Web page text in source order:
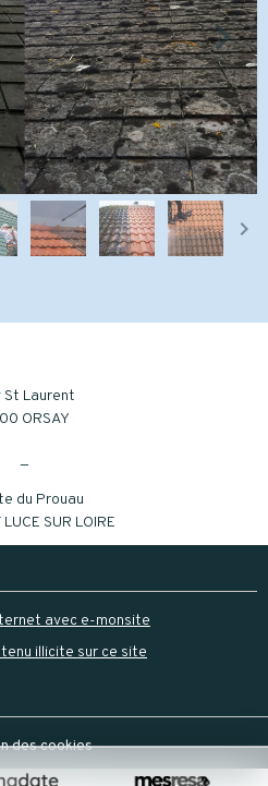
St Laurent
ORSAY
du Prouau
SUR LOIRE
avec e-monsite
illicite sur ce site
des cookies